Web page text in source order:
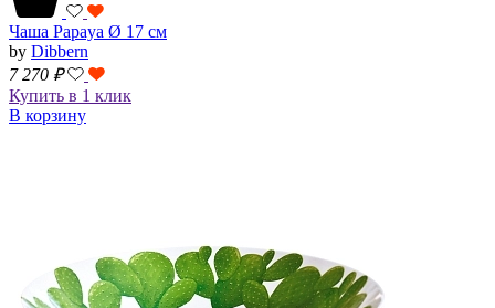
Чаша Papaya Ø 17 см
by Dibbern
7 270 ₽
Купить в 1 клик
В корзину